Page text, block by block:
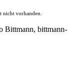
nicht vorhanden.
Bittmann, bittmann-